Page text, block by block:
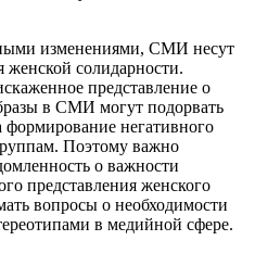
изменениями, СМИ несут
женской солидарности.
представление о
в СМИ могут подорвать
негативного
Поэтому важно
о важности
представления женского
вопросы о необходимости
в медийной сфере.